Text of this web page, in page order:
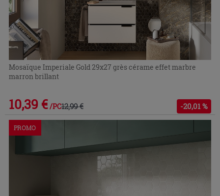
Mosaïque Imperiale Gold 29x27 grès cérame effet marbre
marron brillant
10,39 € /PC12,99 € -20,01 %
PROMO